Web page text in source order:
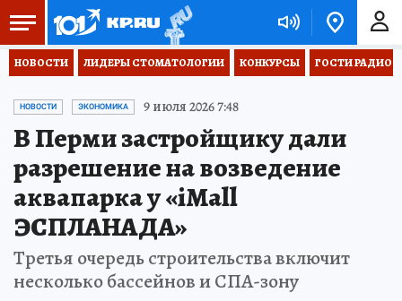
НОВОСТИ ЛИДЕРЫ СТОМАТОЛОГИИ КОНКУРСЫ ГОСТИ РАДИО
НОВОСТИ ЭКОНОМИКА 9 июля 2026 7:48
В Перми застройщику дали
разрешение на возведение
аквапарка у «iMall
ЭСПЛАНАДА»
Третья очередь строительства включит
несколько бассейнов и СПА-зону